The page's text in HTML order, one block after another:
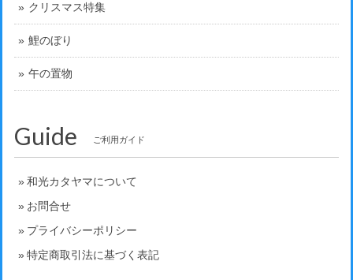
クリスマス特集
鯉のぼり
午の置物
Guide ご利用ガイド
和光カタヤマについて
お問合せ
プライバシーポリシー
特定商取引法に基づく表記